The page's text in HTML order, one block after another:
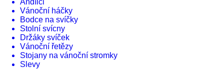
Andílci
Vánoční háčky
Bodce na svíčky
Stolní svícny
Držáky svíček
Vánoční řetězy
Stojany na vánoční stromky
Slevy